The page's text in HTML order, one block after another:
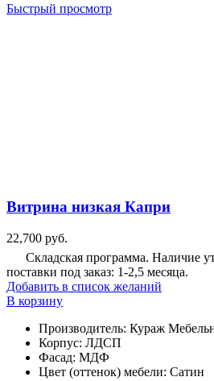
Быстрый просмотр
Витрина низкая Капри
22,700 руб.
Складская программа. Наличие
поставки под заказ: 1-2,5 месяца.
Добавить в список желаний
В корзину
Производитель: Кураж
Корпус: ЛДСП
Фасад: МДФ
Цвет (оттенок) мебели: Сатин